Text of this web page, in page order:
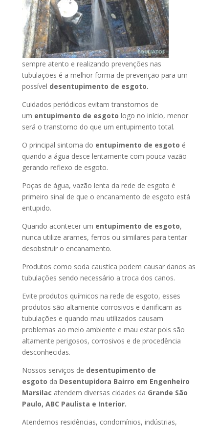
sempre atento e realizando prevenções nas
tubulações é a melhor forma de prevenção para um
possível desentupimento de esgoto.
Cuidados periódicos evitam transtornos de
um entupimento de esgoto logo no início, menor
será o transtorno do que um entupimento total.
O principal sintoma do entupimento de esgoto é
quando a água desce lentamente com pouca vazão
gerando reflexo de esgoto.
Poças de água, vazão lenta da rede de esgoto é
primeiro sinal de que o encanamento de esgoto está
entupido.
Quando acontecer um entupimento de esgoto,
nunca utilize arames, ferros ou similares para tentar
desobstruir o encanamento.
Produtos como soda caustica podem causar danos as
tubulações sendo necessário a troca dos canos.
Evite produtos químicos na rede de esgoto, esses
produtos são altamente corrosivos e danificam as
tubulações e quando mau utilizados causam
problemas ao meio ambiente e mau estar pois são
altamente perigosos, corrosivos e de procedência
desconhecidas.
Nossos serviços de desentupimento de
esgoto da Desentupidora Bairro em Engenheiro
Marsilac atendem diversas cidades da Grande São
Paulo, ABC Paulista e Interior.
Atendemos residências, condomínios, indústrias,